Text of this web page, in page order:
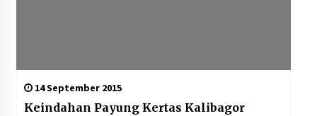
14 September 2015
Keindahan Payung Kertas Kalibagor